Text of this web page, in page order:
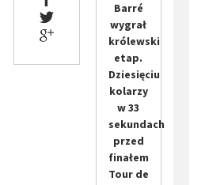
Barré
wygrał
królewski
etap.
Dziesięciu
kolarzy
w 33
sekundach
przed
finałem
Tour de